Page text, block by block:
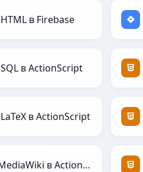
HTML в Firebase
SQL в ActionScript
LaTeX в ActionScript
MediaWiki в ActionScript